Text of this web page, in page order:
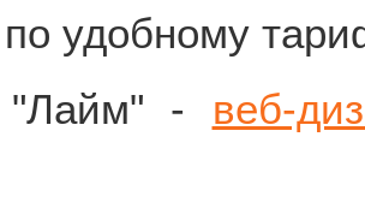
по удобному
"Лайм" - веб-